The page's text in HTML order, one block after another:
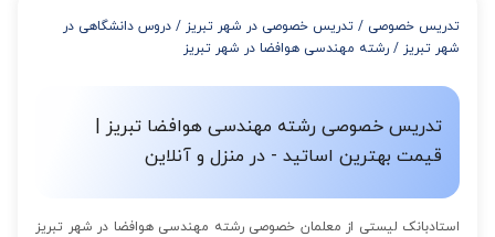
از 12 تا 15 جلسه: 7% تخفیف
از 16 تا 100 جلسه: 9% تخفیف
تدریس خصوصی / تدریس خصوصی در شهر تبریز / دروس دانشگاهی در
شهر تبریز / رشته مهندسی هوافضا در شهر تبریز
تدریس خصوصی رشته مهندسی هوافضا تبریز |
قیمت بهترین اساتید - در منزل و آنلاین
استادبانک لیستی از معلمان خصوصی رشته مهندسی هوافضا در شهر تبریز